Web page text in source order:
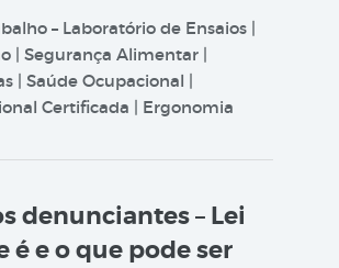
– Laboratório de Ensaios |
| Segurança Alimentar |
| Saúde Ocupacional |
Certificada | Ergonomia
denunciantes – Lei
é e o que pode ser